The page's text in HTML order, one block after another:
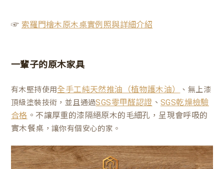
☞ 索羅門檜木原木桌實例照與詳細介紹
一輩子的原木家具
有木堅持使用全手工純天然推油（植物護木油）
、無上漆
頂級塗裝技術，並且通過SGS零甲醛認證 、SGS乾燥檢驗
合格 。不讓厚重的漆隔絕原木的毛細孔，呈現會呼吸的
實木餐桌 ，讓你有個安心的家。